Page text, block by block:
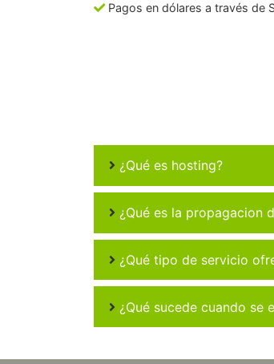
Pagos en dólares a través de
¿Qué es hosting?
¿Qué es la propagacion
¿Qué tipo de servicio
¿Qué sucede cuando se